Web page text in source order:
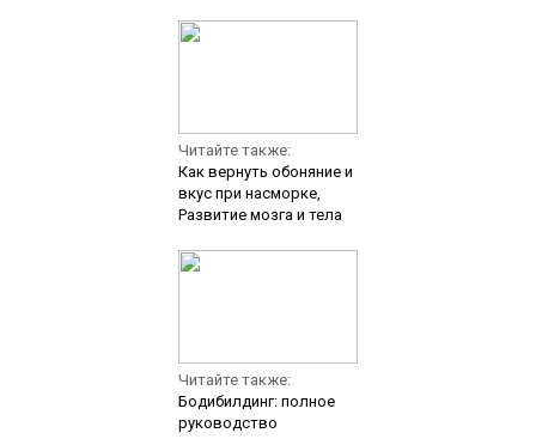
Читайте также:
Как вернуть обоняние и
вкус при насморке,
Развитие мозга и тела
Читайте также:
Бодибилдинг: полное
руководство